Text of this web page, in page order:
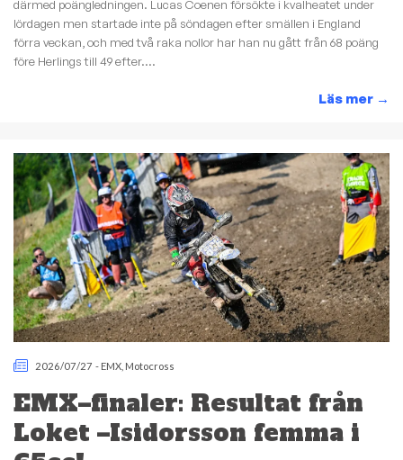
därmed poängledningen. Lucas Coenen försökte i kvalheatet under
lördagen men startade inte på söndagen efter smällen i England
förra veckan, och med två raka nollor har han nu gått från 68 poäng
före Herlings till 49 efter....
Läs mer →
2026/07/27 - EMX Motocross
EMX–finaler: Resultat från
Loket –Isidorsson femma i